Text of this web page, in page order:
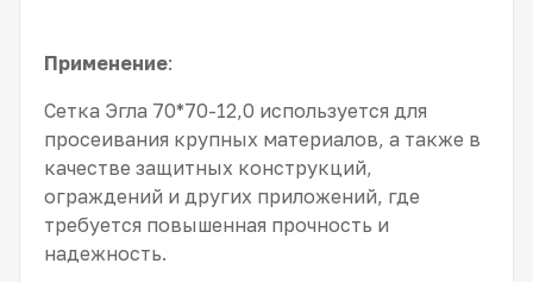
Применение:
Сетка Эгла 70*70-12,0 используется для
просеивания крупных материалов, а также в
качестве защитных конструкций,
ограждений и других приложений, где
требуется повышенная прочность и
надежность.